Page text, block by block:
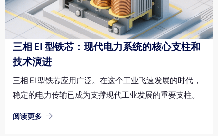
三相 EI 型铁芯：现代电力系统的核心支柱和
技术演进
三相 EI 型铁芯应用广泛。在这个工业飞速发展的时代，
稳定的电力传输已成为支撑现代工业发展的重要支柱。
阅读更多